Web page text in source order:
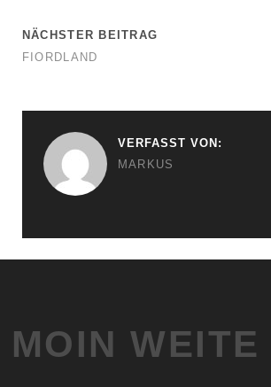
NÄCHSTER BEITRAG
FIORDLAND
VERFASST VON:
MARKUS
MOIN WEITE